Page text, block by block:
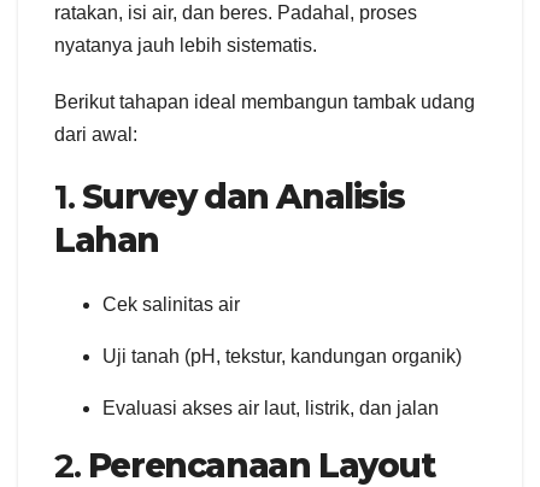
ratakan, isi air, dan beres. Padahal, proses
nyatanya jauh lebih sistematis.
Berikut tahapan ideal membangun tambak udang
dari awal:
1.Survey dan Analisis
Lahan
Cek salinitas air
Uji tanah (pH, tekstur, kandungan organik)
Evaluasi akses air laut, listrik, dan jalan
2. Perencanaan Layout